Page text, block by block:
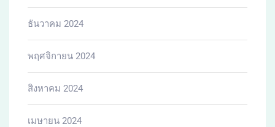
ธันวาคม 2024
พฤศจิกายน 2024
สิงหาคม 2024
เมษายน 2024